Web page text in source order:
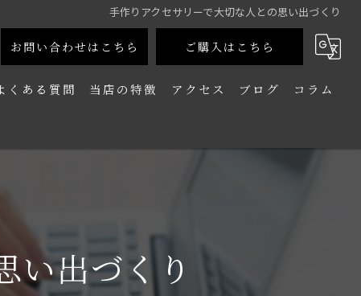
手作りアクセサリーで大切な人との思い出づくり
お問い合わせはこちら ご購入はこちら
くある質問 当店の特徴
家族
アクセス ブログ コラム
い出づくり